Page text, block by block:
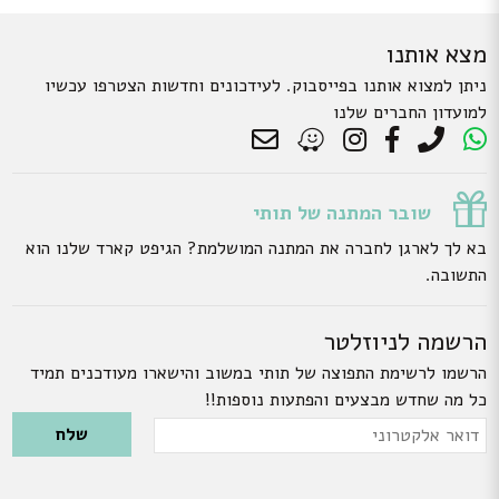
מצא אותנו
ניתן למצוא אותנו בפייסבוק. לעידכונים וחדשות הצטרפו עכשיו
למועדון החברים שלנו
שובר המתנה של תותי
בא לך לארגן לחברה את המתנה המושלמת? הגיפט קארד שלנו הוא
התשובה.
הרשמה לניוזלטר
הרשמו לרשימת התפוצה של תותי במשוב והישארו מעודכנים תמיד
כל מה שחדש מבצעים והפתעות נוספות!!
Please leave this field empty.
דואר